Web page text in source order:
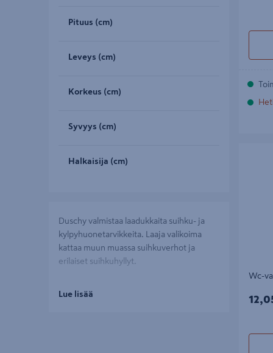
Pituus (cm)
Leveys (cm)
Korkeus (cm)
Syvyys (cm)
Halkaisija (cm)
Duschy valmistaa laadukkaita suihku- ja
kylpyhuonetarvikkeita. Laaja valikoima
kattaa muun muassa suihkuverhot ja
erilaiset suihkuhyllyt.
Lue lisää
Wc-